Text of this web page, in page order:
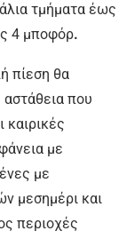
τμήματα έως
4 μποφόρ.
πίεση θα
που
με
με
μεσημέρι και
περιοχές